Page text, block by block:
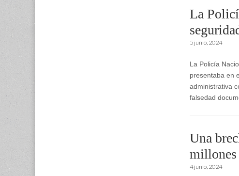
La
5 junio, 2024
La Policía
presentaba en
administrativa
falsedad
Una
millones
4 junio, 2024